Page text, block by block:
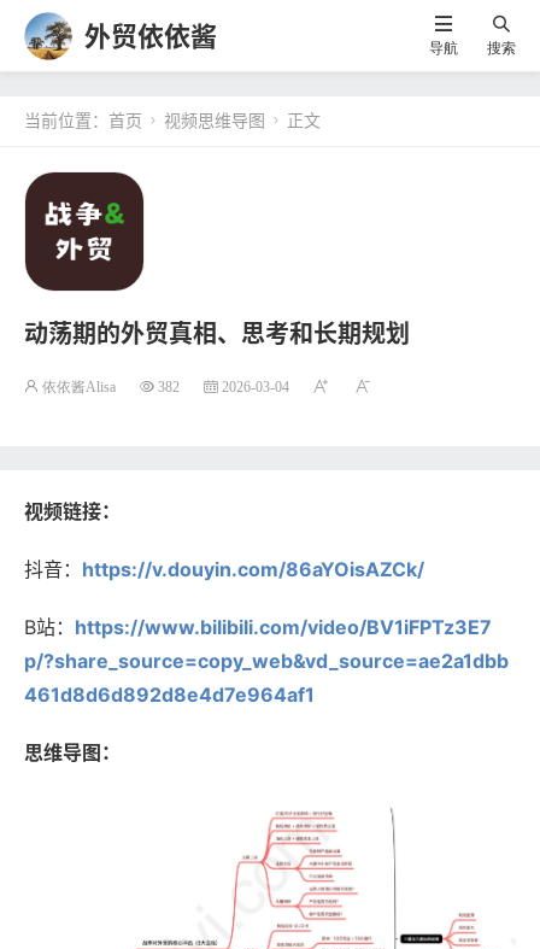
外贸依依酱 导航 搜索
当前位置： 首页  视频思维导图  正文
动荡期的外贸真相、思考和长期规划
依依酱Alisa 382 2026-03-04
视频链接：
抖音： https://v.douyin.com/86aYOisAZCk/
B站： https://www.bilibili.com/video/BV1iFPTz3E7
p/?share_source=copy_web&vd_source=ae2a1dbb
461d8d6d892d8e4d7e964af1
思维导图：